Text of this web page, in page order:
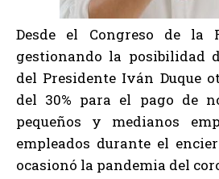
Desde el Congreso de la
gestionando la posibilidad
del Presidente Iván Duque
del 30% para el pago de
pequeños y medianos
empleados durante el
ocasionó la pandemia del